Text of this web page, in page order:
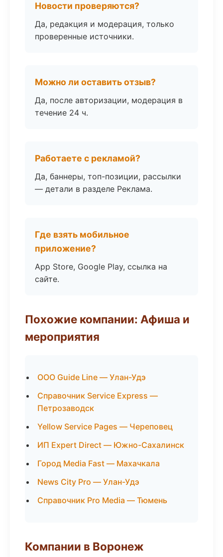
Новости проверяются?
Да, редакция и модерация, только
проверенные источники.
Можно ли оставить отзыв?
Да, после авторизации, модерация в
течение 24 ч.
Работаете с рекламой?
Да, баннеры, топ-позиции, рассылки
— детали в разделе Реклама.
Где взять мобильное
приложение?
App Store, Google Play, ссылка на
сайте.
Похожие компании: Афиша и
мероприятия
ООО Guide Line — Улан-Удэ
Справочник Service Express —
Петрозаводск
Yellow Service Pages — Череповец
ИП Expert Direct — Южно-Сахалинск
Город Media Fast — Махачкала
News City Pro — Улан-Удэ
Справочник Pro Media — Тюмень
Компании в Воронеж